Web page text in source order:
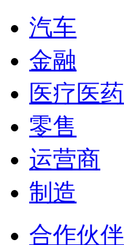
汽车
金融
医疗医药
零售
运营商
制造
合作伙伴